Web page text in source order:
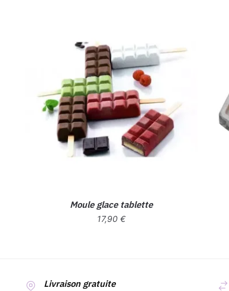
Moule glace tablette
17,90 €
Livraison gratuite